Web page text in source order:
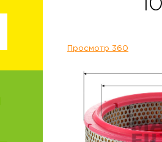
Просмотр 360